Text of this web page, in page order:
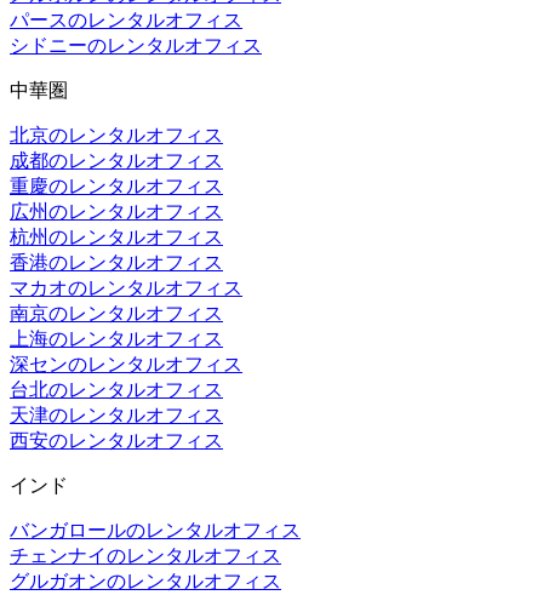
パースのレンタルオフィス
シドニーのレンタルオフィス
中華圏
北京のレンタルオフィス
成都のレンタルオフィス
重慶のレンタルオフィス
広州のレンタルオフィス
杭州のレンタルオフィス
香港のレンタルオフィス
マカオのレンタルオフィス
南京のレンタルオフィス
上海のレンタルオフィス
深センのレンタルオフィス
台北のレンタルオフィス
天津のレンタルオフィス
西安のレンタルオフィス
インド
バンガロールのレンタルオフィス
チェンナイのレンタルオフィス
グルガオンのレンタルオフィス